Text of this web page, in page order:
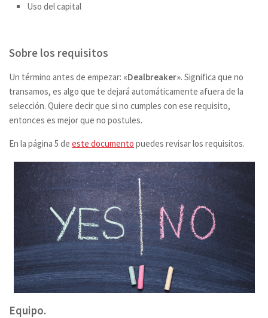
Uso del capital
Sobre los requisitos
Un término antes de empezar: «Dealbreaker». Significa que no
transamos, es algo que te dejará automáticamente afuera de la
selección. Quiere decir que si no cumples con ese requisito,
entonces es mejor que no postules.
En la página 5 de este documento puedes revisar los requisitos.
Equipo.